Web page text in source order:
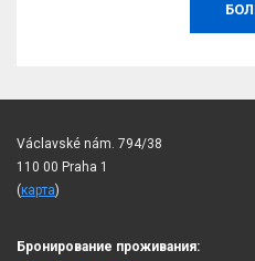
Václavské nám. 794/38
110 00 Praha 1
(карта)
Бронирование проживания: